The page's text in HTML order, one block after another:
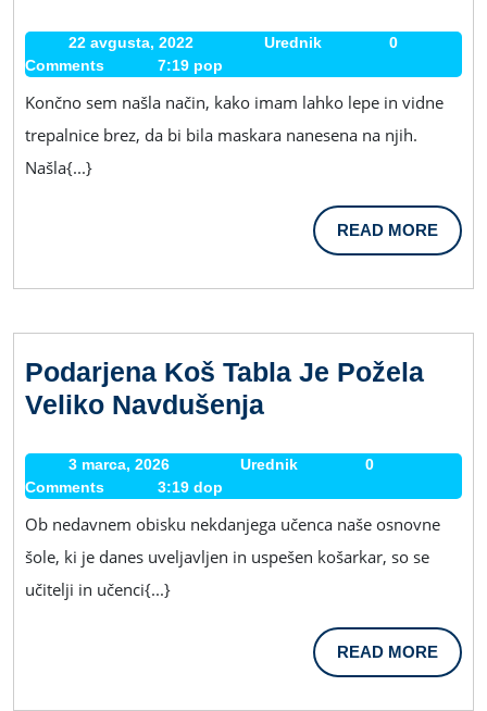
Maskara
Tista,
Ki
Lahko
Trepalnice
22 avgusta, 2022
avgusta,
Urednik
0
Comments
7:19 pop
Končno sem našla način, kako imam lahko lepe in vidne
trepalnice brez, da bi bila maskara nanesena na njih.
Našla{...}
READ MOREREAD
MORE
Podarjena Koš Tabla Je Požela
Veliko NavdušenjaPodarjena
Tabla
Je
Požela
Veliko
3 marca, 2026
marca,
Urednik
0
Comments
3:19 dop
Ob nedavnem obisku nekdanjega učenca naše osnovne
šole, ki je danes uveljavljen in uspešen košarkar, so se
učitelji in učenci{...}
READ MOREREAD
MORE